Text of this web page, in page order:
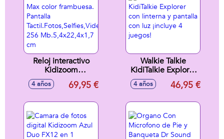
Reloj interactivo
Kidizoom
Smartwatch Max
color frambuesa.
Tactil.Fotos,Selfies,Videos,grabadora,juegos..
256
Mb.5,4x22,4x1,7
cm
4 años 69,95 €
Walkie Talkie
KidiTalkie Explorer
con linterna y
pantalla con luz
4 años 46,95 €